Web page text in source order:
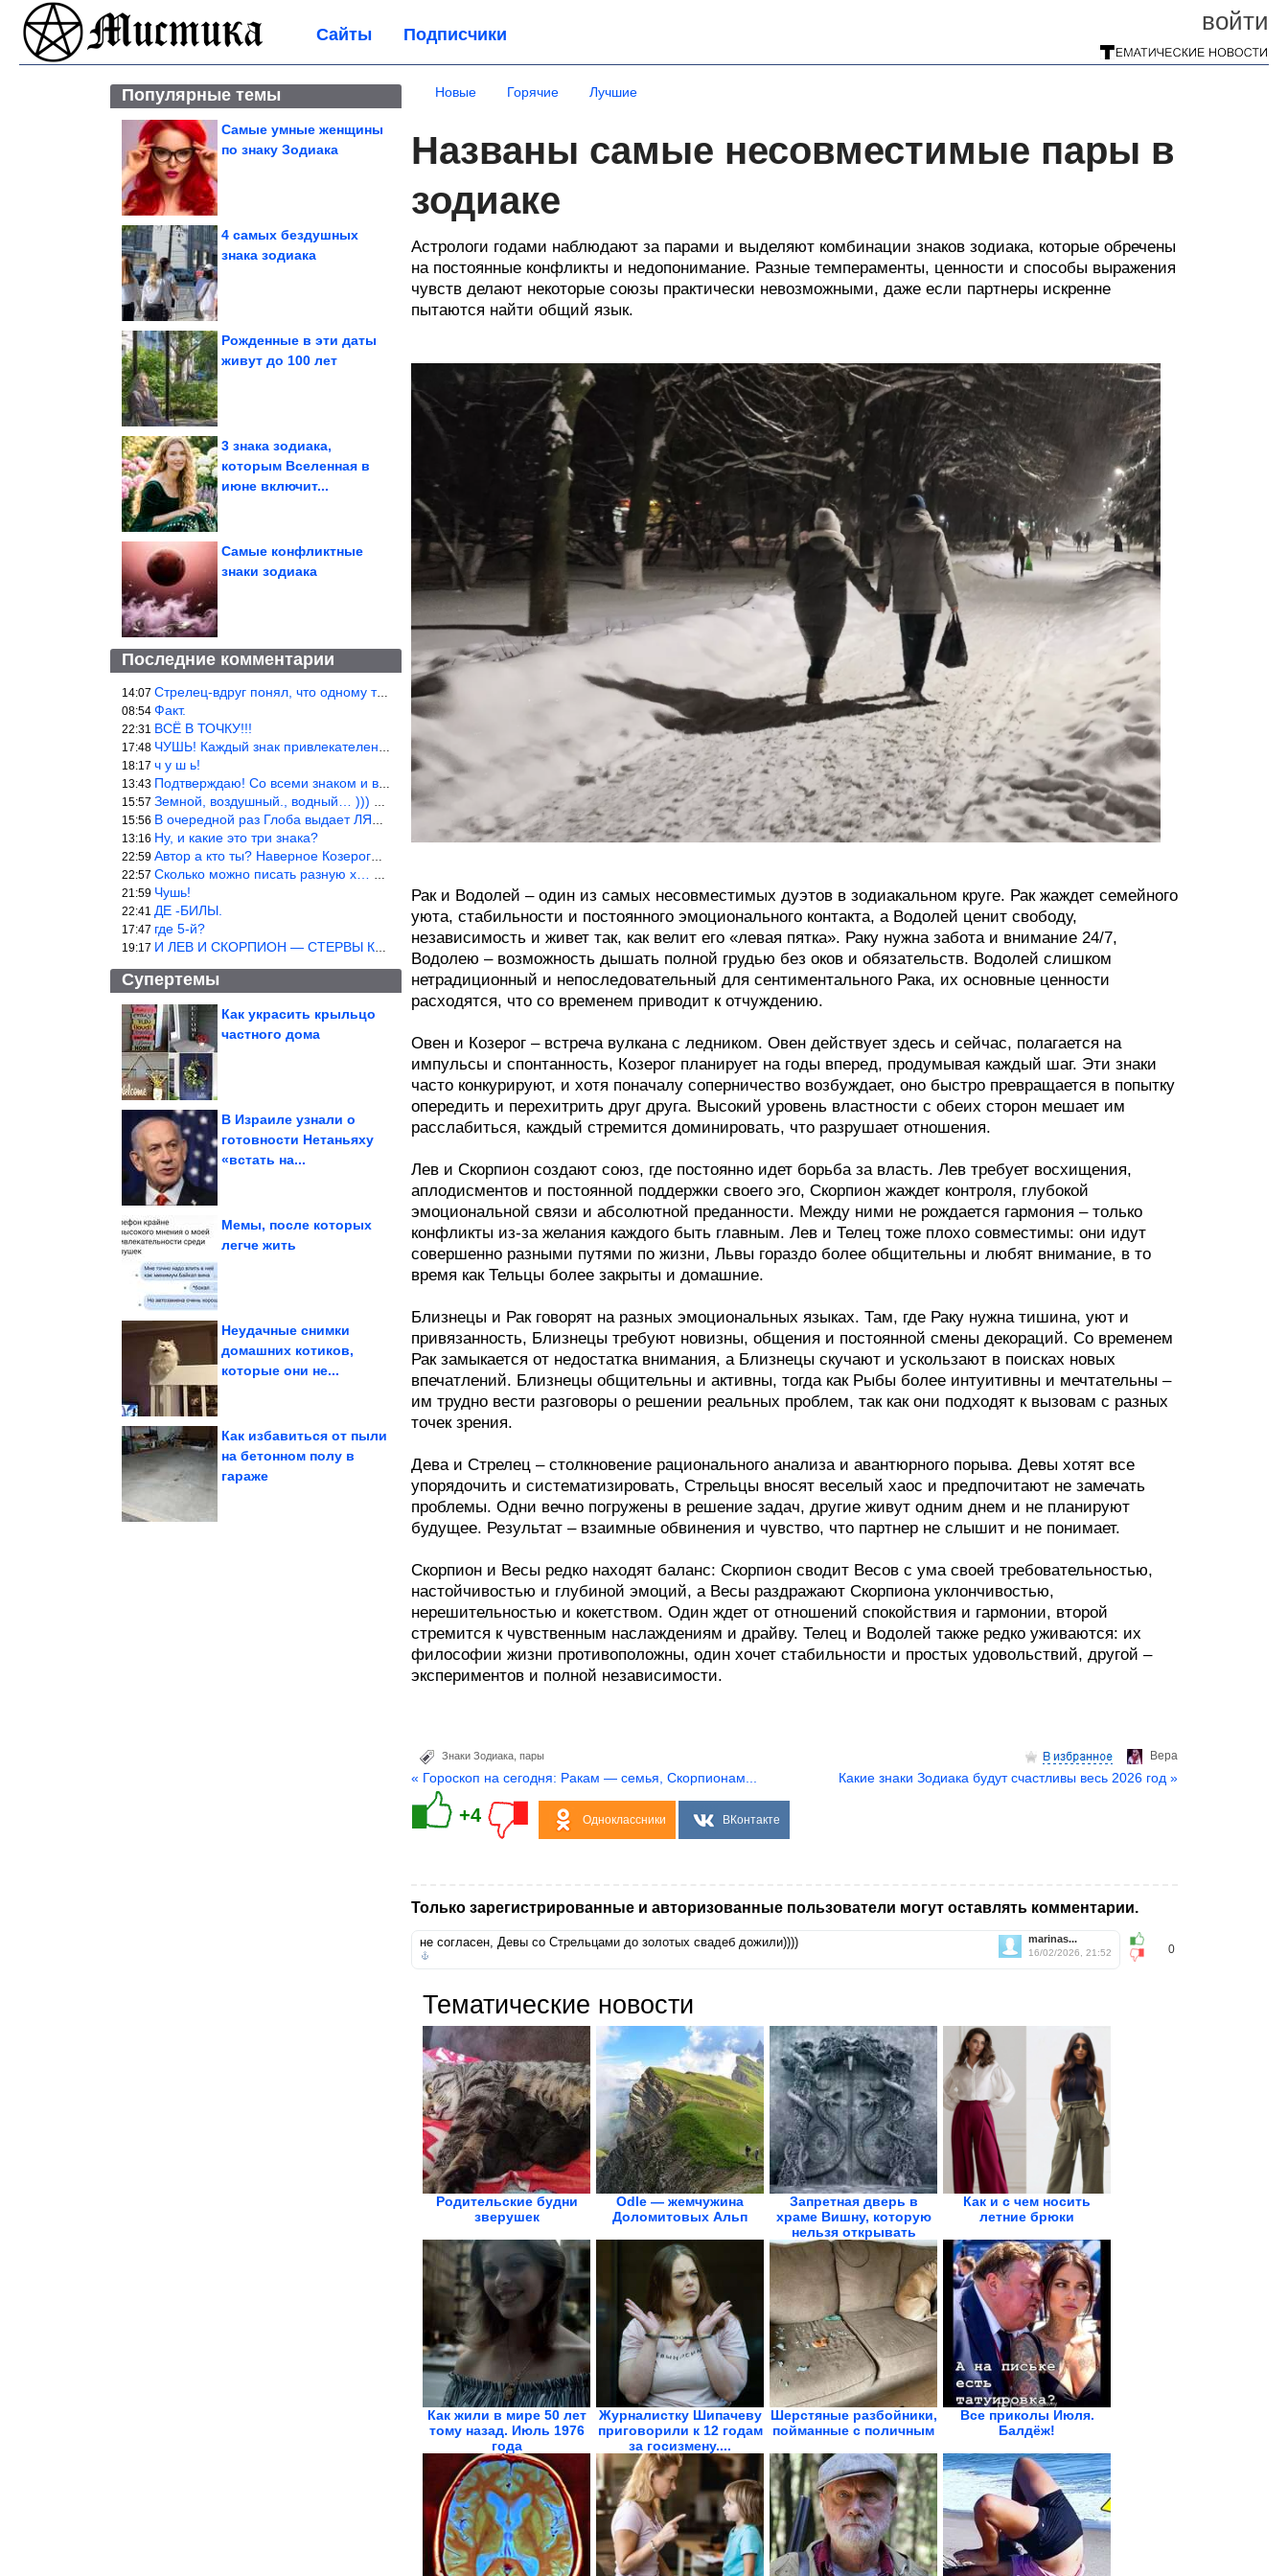
войти
Сайты Подписчики
Популярные темы
Самые умные женщины
по знаку Зодиака
4 самых бездушных
знака зодиака
Рожденные в эти даты
живут до 100 лет
3 знака зодиака,
которым Вселенная в
июне включит...
Самые конфликтные
знаки зодиака
Последние комментарии
14:07 Стрелец-вдруг понял, что одному то и жить легче.
08:54 Факт.
22:31 ВСЁ В ТОЧКУ!!!
17:48 ЧУШЬ! Каждый знак привлекателен! И среди Весов, Близнецов встреч
18:17 ч у ш ь!
13:43 Подтверждаю! Со всеми знаком и все одиноки и Я )))
15:57 Земной, воздушный., водный… ))) выбери сам трех из 9 )))
15:56 В очередной раз Глоба выдает ЛЯП! А корректоры, редакторы пропус
13:16 Ну, и какие это три знака?
22:59 Автор а кто ты? Наверное Козерог… Рога жена Рыба наставила ))
22:57 Сколько можно писать разную х… йню? Автор что то обкурился?
21:59 Чушь!
22:41 ДЕ -БИЛЫ.
17:47 где 5-й?
19:17 И ЛЕВ И СКОРПИОН — СТЕРВЫ КАКИХ ЕЩЕ ПОИСКАТЬ НАДО
Супертемы
Места, которые
Как украсить крыльцо
частного дома
В Израиле узнали о
готовности Нетаньяху
«встать на...
Мемы, после которых
легче жить
Удивительные находки
Неудачные снимки
домашних котиков,
которые они не...
которые выглядят как
Как избавиться от пыли
на бетонном полу в
гараже
Новые Горячие Лучшие
Названы самые несовместимые пары в
зодиаке
Астрологи годами наблюдают за парами и выделяют комбинации знаков зодиака, которые обречены
на постоянные конфликты и недопонимание. Разные темпераменты, ценности и способы выражения
чувств делают некоторые союзы практически невозможными, даже если партнеры искренне
пытаются найти общий язык.
Рак и Водолей – один из самых несовместимых дуэтов в зодиакальном круге. Рак жаждет семейного
уюта, стабильности и постоянного эмоционального контакта, а Водолей ценит свободу,
независимость и живет так, как велит его «левая пятка». Раку нужна забота и внимание 24/7,
Водолею – возможность дышать полной грудью без оков и обязательств. Водолей слишком
нетрадиционный и непоследовательный для сентиментального Рака, их основные ценности
расходятся, что со временем приводит к отчуждению.
Овен и Козерог – встреча вулкана с ледником. Овен действует здесь и сейчас, полагается на
импульсы и спонтанность, Козерог планирует на годы вперед, продумывая каждый шаг. Эти знаки
часто конкурируют, и хотя поначалу соперничество возбуждает, оно быстро превращается в попытку
опередить и перехитрить друг друга. Высокий уровень властности с обеих сторон мешает им
расслабиться, каждый стремится доминировать, что разрушает отношения.
Лев и Скорпион создают союз, где постоянно идет борьба за власть. Лев требует восхищения,
аплодисментов и постоянной поддержки своего эго, Скорпион жаждет контроля, глубокой
эмоциональной связи и абсолютной преданности. Между ними не рождается гармония – только
конфликты из-за желания каждого быть главным. Лев и Телец тоже плохо совместимы: они идут
совершенно разными путями по жизни, Львы гораздо более общительны и любят внимание, в то
время как Тельцы более закрыты и домашние.
Близнецы и Рак говорят на разных эмоциональных языках. Там, где Раку нужна тишина, уют и
привязанность, Близнецы требуют новизны, общения и постоянной смены декораций. Со временем
Рак замыкается от недостатка внимания, а Близнецы скучают и ускользают в поисках новых
впечатлений. Близнецы общительны и активны, тогда как Рыбы более интуитивны и мечтательны –
им трудно вести разговоры о решении реальных проблем, так как они подходят к вызовам с разных
точек зрения.
Дева и Стрелец – столкновение рационального анализа и авантюрного порыва. Девы хотят все
упорядочить и систематизировать, Стрельцы вносят веселый хаос и предпочитают не замечать
проблемы. Одни вечно погружены в решение задач, другие живут одним днем и не планируют
будущее. Результат – взаимные обвинения и чувство, что партнер не слышит и не понимает.
Скорпион и Весы редко находят баланс: Скорпион сводит Весов с ума своей требовательностью,
настойчивостью и глубиной эмоций, а Весы раздражают Скорпиона уклончивостью,
нерешительностью и кокетством. Один ждет от отношений спокойствия и гармонии, второй
стремится к чувственным наслаждениям и драйву. Телец и Водолей также редко уживаются: их
философии жизни противоположны, один хочет стабильности и простых удовольствий, другой –
экспериментов и полной независимости.
Верa
Знаки Зодиака пары
« Гороскоп на сегодня: Ракам — семья, Скорпионам... Какие знаки Зодиака будут счастливы весь 2026 год »
+4 Одноклассники ВКонтакте
Только зарегистрированные и авторизованные пользователи могут оставлять комментарии.
0
marinas...
16/02/2026, 21:52
не согласен, Девы со Стрельцами до золотых свадеб дожили))))
Тематические новости
Родительские будни
зверушек
Odle — жемчужина
Доломитовых Альп
Запретная дверь в
храме Вишну, которую
нельзя открывать
Как и с чем носить
летние брюки
Как жили в мире 50 лет
тому назад. Июль 1976
года
Журналистку Шипачеву
приговорили к 12 годам
за госизмену....
Шерстяные разбойники,
пойманные с поличным
Все приколы Июля.
Балдёж!